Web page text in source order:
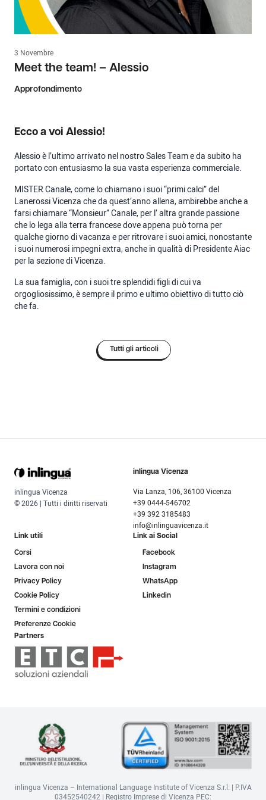
3 Novembre
Meet the team! – Alessio
Approfondimento
Ecco a voi Alessio!
Alessio è l’ultimo arrivato nel nostro Sales Team e da subito ha
portato con entusiasmo la sua vasta esperienza commerciale.
MISTER Canale, come lo chiamano i suoi “primi calci” del
Lanerossi Vicenza che da quest’anno allena, ambirebbe anche a
farsi chiamare “Monsieur” Canale, per l’ altra grande passione
che lo lega alla terra francese dove appena può torna per
qualche giorno di vacanza e per ritrovare i suoi amici, nonostante
i suoi numerosi impegni extra, anche in qualità di Presidente Aiac
per la sezione di Vicenza.
La sua famiglia, con i suoi tre splendidi figli di cui va
orgogliosissimo, è sempre il primo e ultimo obiettivo di tutto ciò
che fa.
Tutti gli articoli
inlingua Vicenza
© 2026 | Tutti i diritti riservati
inlingua Vicenza
Via Lanza, 106, 36100 Vicenza
+39 0444-546702
+39 392 3185483
info@inlinguavicenza.it
Link utili
Corsi
Lavora con noi
Privacy Policy
Cookie Policy
Termini e condizioni
Preferenze Cookie
Link ai Social
Facebook
Instagram
WhatsApp
Linkedin
Partners
inlingua Vicenza – International Language Institute of Vicenza S.r.l. | P.IVA
03452540242 | Registro Imprese di Vicenza PEC: